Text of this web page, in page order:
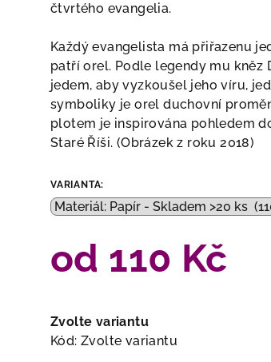
čtvrtého evangelia.
Každý evangelista má přiřazenu
patří orel. Podle legendy mu kněz
jedem, aby vyzkoušel jeho víru,
symboliky je orel duchovní
plotem je inspirována pohledem
Staré Říši. (Obrázek z roku 2018)
VARIANTA:
od 110 Kč
cena:
Zvolte variantu
Kód: Zvolte variantu